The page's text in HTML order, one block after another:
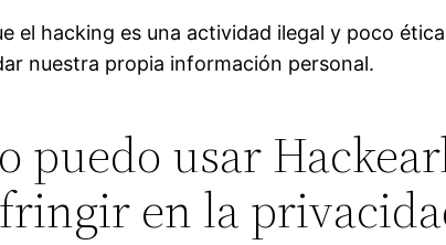
el hacking es una actividad ilegal y poco
nuestra propia información personal.
puedo usar
en la